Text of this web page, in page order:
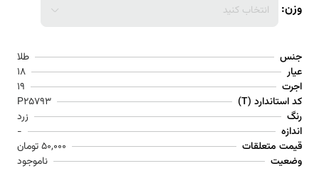
وزن: انتخاب کنید
جنس
طلا
عیار
18
اجرت
19
کد استاندارد (T)
P25793
رنگ
زرد
اندازه
-
قیمت متعلقات
50,000 تومان
وضعیت
ناموجود